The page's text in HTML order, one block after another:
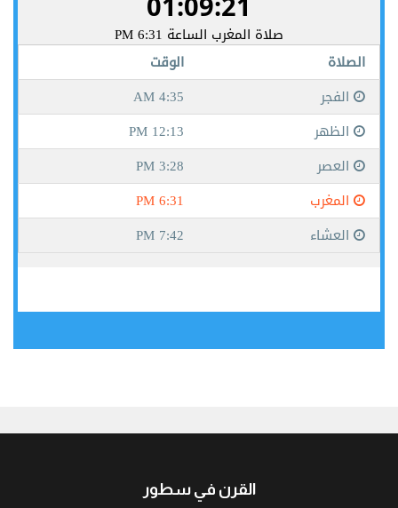
القرن في سطور